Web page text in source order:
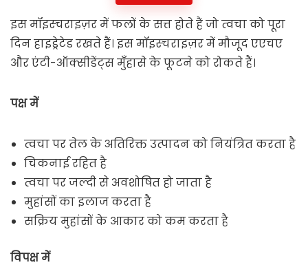
इस मॉइस्चराइज़र में फलों के सत्त होते हैं जो त्वचा को पूरा
दिन हाइड्रेटेड रखते हैं। इस मॉइस्चराइज़र में मौजूद एएचए
और एंटी-ऑक्सीडेंट्स मुँहासे के फूटने को रोकते हैं।
पक्ष में
त्वचा पर तेल के अतिरिक्त उत्पादन को नियंत्रित करता है
चिकनाई रहित है
त्वचा पर जल्दी से अवशोषित हो जाता है
मुहांसों का इलाज करता है
सक्रिय मुहांसों के आकार को कम करता है
विपक्ष में